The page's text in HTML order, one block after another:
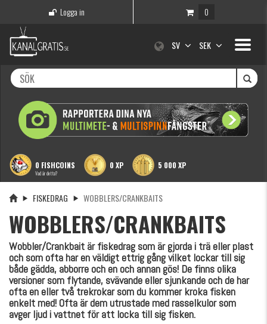
Logga in 0
Toggle
SV SEK
0 FISHCOINS
Vad är detta?
0 XP 5 000 XP
FISKEDRAG WOBBLERS/CRANKBAITS
WOBBLERS/CRANKBAITS
Wobbler/Crankbait är fiskedrag som är gjorda i trä eller plast
och som ofta har en väldigt ettrig gång vilket lockar till sig
både gädda, abborre och en och annan gös! De finns olika
versioner som flytande, svävande eller sjunkande och de har
ofta en eller två trekrokar som du kommer kroka fisken
enkelt med! Ofta är dem utrustade med rasselkulor som
avger ljud i vattnet för att locka till sig fisken.